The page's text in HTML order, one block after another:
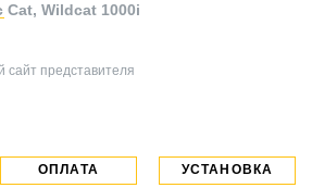
Wildcat 1000i
представителя
ОПЛАТА УСТАНОВКА